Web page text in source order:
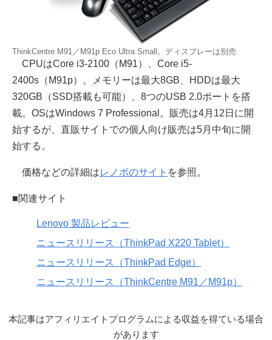
ThinkCentre M91／M91p Eco Ultra Small。ディスプレーは別売
CPUはCore i3-2100（M91）、Core i5-
2400s（M91p）。メモリーは最大8GB、HDDは最大
320GB（SSD搭載も可能）、8つのUSB 2.0ポートを搭
載。OSはWindows 7 Professional。販売は4月12日に開
始するが、直販サイトでの個人向け販売は5月中旬に開
始する。
価格などの詳細はレノボのサイト を参照。
■関連サイト
Lenovo 製品レビュー
ニュースリリース（ThinkPad X220 Tablet）
ニュースリリース（ThinkPad Edge）
ニュースリリース（ThinkCentre M91／M91p）
本記事はアフィリエイトプログラムによる収益を得ている場合
があります